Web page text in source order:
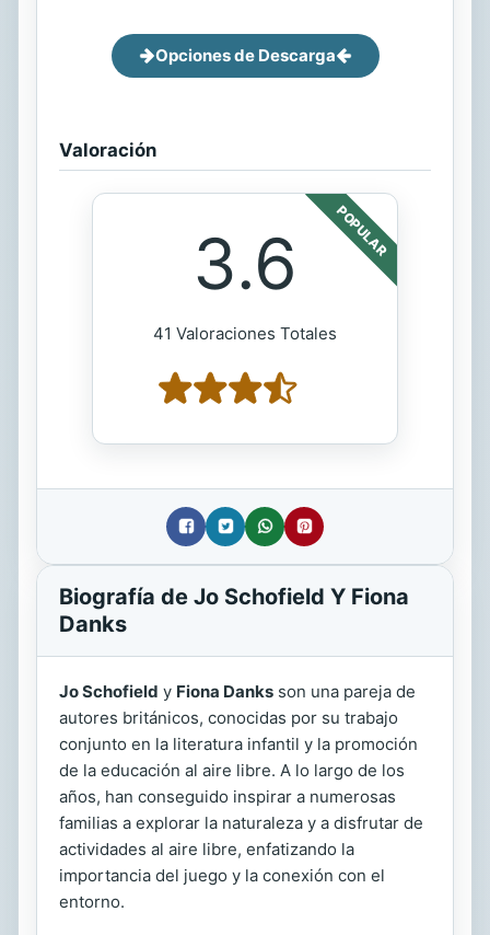
Opciones de Descarga
Valoración
POPULAR
3.6
41 Valoraciones Totales
Biografía de Jo Schofield Y Fiona
Danks
Jo Schofield y Fiona Danks son una pareja de
autores británicos, conocidas por su trabajo
conjunto en la literatura infantil y la promoción
de la educación al aire libre. A lo largo de los
años, han conseguido inspirar a numerosas
familias a explorar la naturaleza y a disfrutar de
actividades al aire libre, enfatizando la
importancia del juego y la conexión con el
entorno.